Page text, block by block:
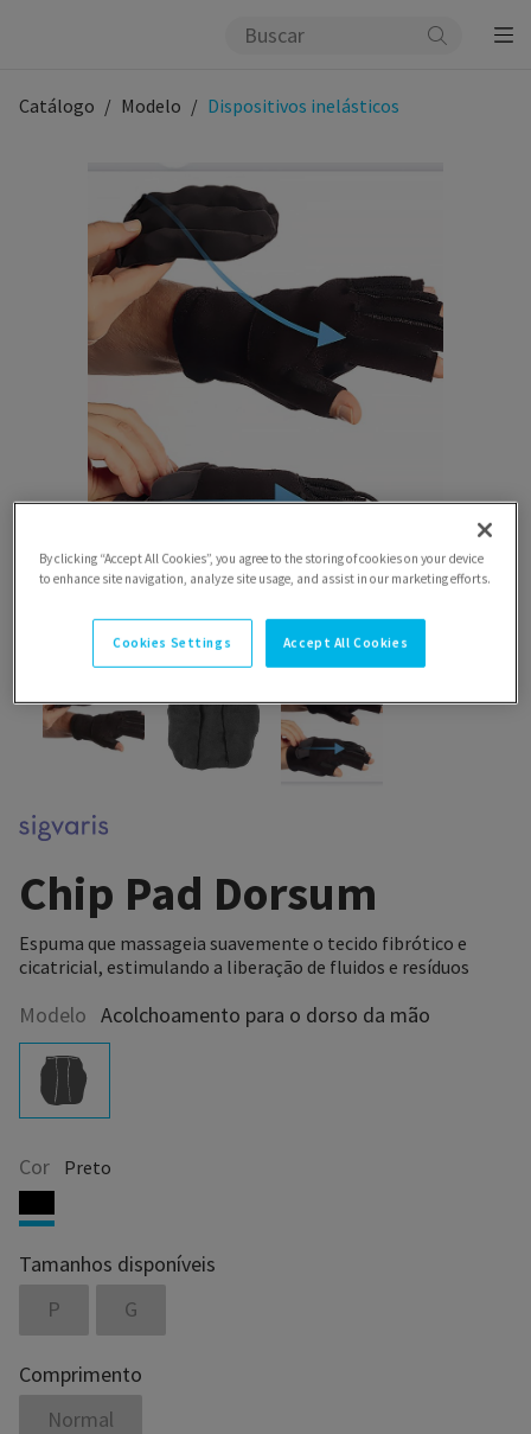
Catálogo Modelo Dispositivos inelásticos
Chip Pad Dorsum
Espuma que massageia suavemente o tecido fibrótico e
cicatricial, estimulando a liberação de fluidos e resíduos
Modelo Acolchoamento para o dorso da mão
Cor Preto
Tamanhos disponíveis
P
G
Comprimento
Normal
By clicking “Accept All Cookies”, you agree to the storing of cookies on your device
to enhance site navigation, analyze site usage, and assist in our marketing efforts.
Cookies Settings Accept All Cookies